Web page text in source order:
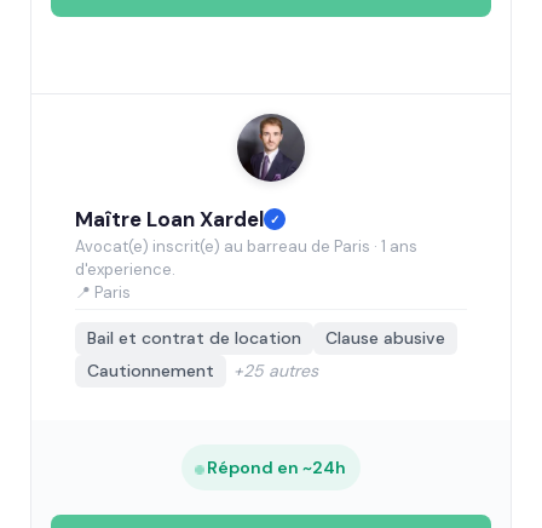
Maître Loan Xardel ✓
Avocat(e) inscrit(e) au barreau de Paris · 1 ans
d'experience.
📍 Paris
Bail et contrat de location
Clause abusive
Cautionnement
+25 autres
Répond en ~24h